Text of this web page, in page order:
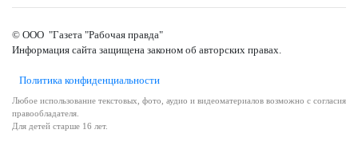
© ООО "Газета "Рабочая правда"
Информация сайта защищена законом об авторских правах.
Политика конфиденциальности
Любое использование текстовых, фото, аудио и видеоматериалов возможно с согласия
правообладателя.
Для детей старше 16 лет.